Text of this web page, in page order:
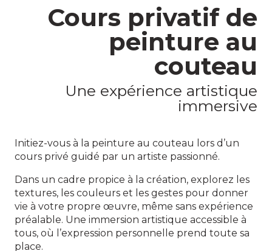
Cours privatif de
peinture au
couteau
Une expérience artistique
immersive
Initiez-vous à la peinture au couteau lors d’un
cours privé guidé par un artiste passionné.
Dans un cadre propice à la création, explorez les
textures, les couleurs et les gestes pour donner
vie à votre propre œuvre, même sans expérience
préalable. Une immersion artistique accessible à
tous, où l’expression personnelle prend toute sa
place.